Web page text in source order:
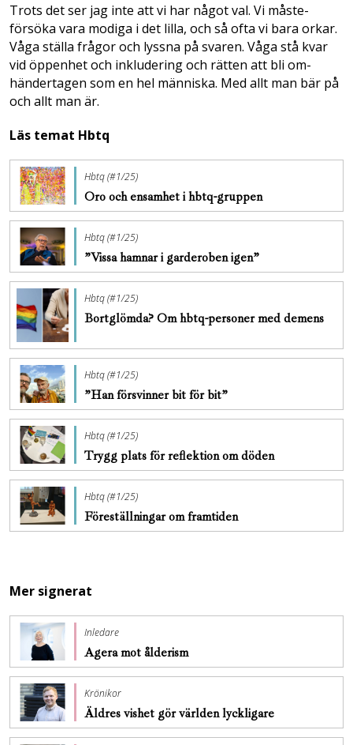
Trots det ser jag inte att vi har något val. Vi måste­
försöka vara modiga i det lilla, och så ofta vi bara orkar.
Våga ställa frågor och lyssna på svaren. Våga stå kvar
vid öppenhet och inkludering och rätten att bli om­
händertagen som en hel människa. Med allt man bär på
och allt man är.
Läs temat Hbtq
Hbtq (#1/25)
Oro och ensamhet i hbtq-gruppen
Hbtq (#1/25)
”Vissa hamnar i garderoben igen”
Hbtq (#1/25)
Bortglömda? Om hbtq-personer med demens
Hbtq (#1/25)
”Han försvinner bit för bit”
Hbtq (#1/25)
Trygg plats för ­reflektion om döden
Hbtq (#1/25)
Föreställningar om framtiden
Mer signerat
Inledare
Agera mot ålderism
Krönikor
Äldres vishet gör världen lyckligare